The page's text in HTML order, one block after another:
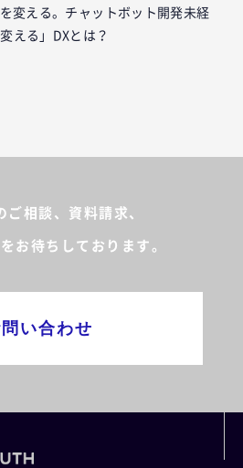
変える。チャットボット開発未経
える」DXとは？
ご相談、資料請求、
お待ちしております。
い合わせ